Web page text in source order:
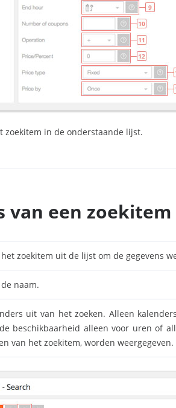
zoekitem in de onderstaande lijst.
van een
zoekitem uit de lijst om de gegevens
naam.
uit van het zoeken. Alleen
beschikbaarheid alleen voor uren of
van het zoekitem, worden weergegeven.